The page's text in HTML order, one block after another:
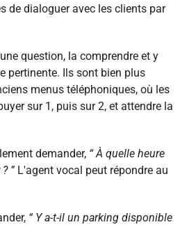
de dialoguer avec les clients par
question, la comprendre et y
pertinente. Ils sont bien plus
menus téléphoniques, où les
sur 1, puis sur 2, et attendre la
demander, “ À quelle heure
”L'agent vocal peut répondre au
“ Y a-t-il un parking disponible